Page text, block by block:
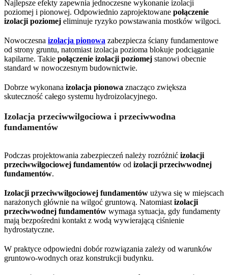
Najlepsze efekty zapewnia jednoczesne wykonanie izolacji
poziomej i pionowej. Odpowiednio zaprojektowane połączenie
izolacji poziomej eliminuje ryzyko powstawania mostków wilgoci.
Nowoczesna izolacja pionowa zabezpiecza ściany fundamentowe
od strony gruntu, natomiast izolacja pozioma blokuje podciąganie
kapilarne. Takie połączenie izolacji poziomej stanowi obecnie
standard w nowoczesnym budownictwie.
Dobrze wykonana izolacja pionowa znacząco zwiększa
skuteczność całego systemu hydroizolacyjnego.
Izolacja przeciwwilgociowa i przeciwwodna
fundamentów
Podczas projektowania zabezpieczeń należy rozróżnić izolacji
przeciwwilgociowej fundamentów od izolacji przeciwwodnej
fundamentów.
Izolacji przeciwwilgociowej fundamentów używa się w miejscach
narażonych głównie na wilgoć gruntową. Natomiast izolacji
przeciwwodnej fundamentów wymaga sytuacja, gdy fundamenty
mają bezpośredni kontakt z wodą wywierającą ciśnienie
hydrostatyczne.
W praktyce odpowiedni dobór rozwiązania zależy od warunków
gruntowo-wodnych oraz konstrukcji budynku.